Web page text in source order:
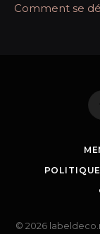
Comment se
© 2026